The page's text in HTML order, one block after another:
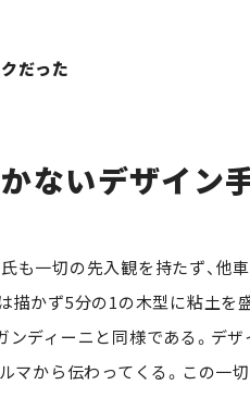
だった
ないデザイン
も一切の先入観を持たず、他
描かず5分の1の木型に粘土を
ンディーニと同様である。デ
マから伝わってくる。この一